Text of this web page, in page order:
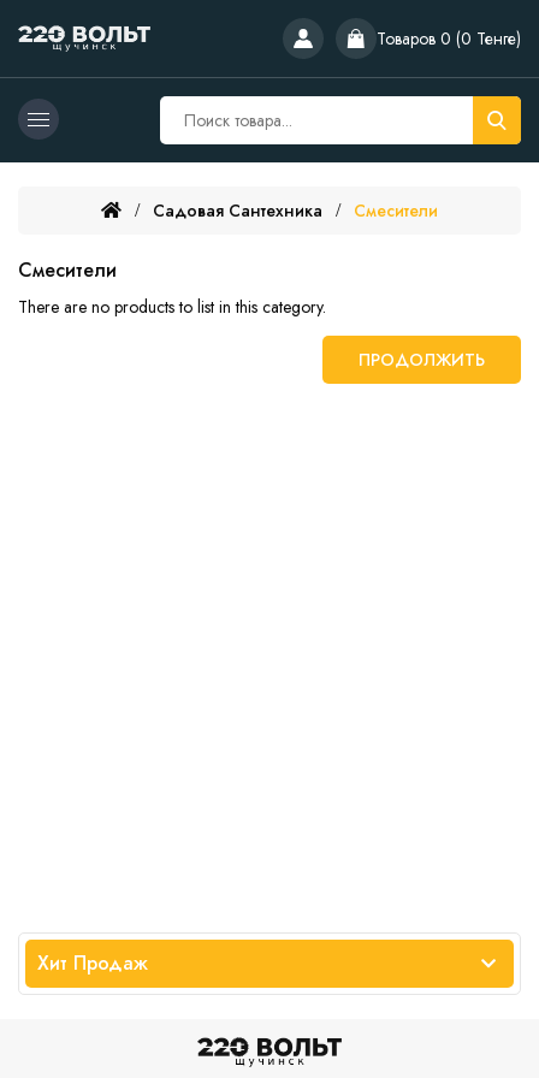
Товаров 0 (0 Тенге)
Садовая Сантехника Смесители
Смесители
There are no products to list in this category.
ПРОДОЛЖИТЬ
Хит Продаж